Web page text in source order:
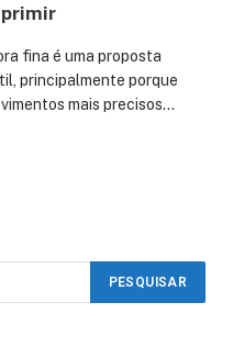
fina é uma proposta
principalmente porque
mais precisos…